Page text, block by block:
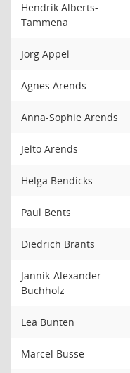
Hendrik Alberts-
Tammena
Jörg Appel
Agnes Arends
Anna-Sophie Arends
Jelto Arends
Helga Bendicks
Paul Bents
Diedrich Brants
Jannik-Alexander
Buchholz
Lea Bunten
Marcel Busse